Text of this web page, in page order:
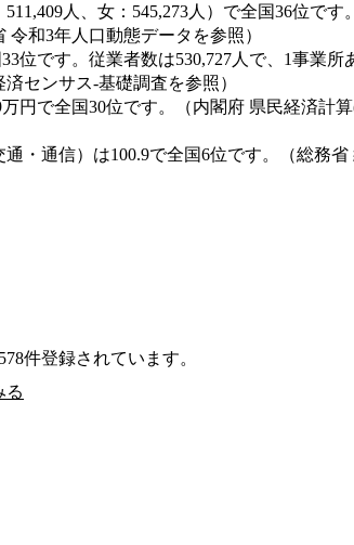
人、女：545,273人）で全国36位です
和3年人口動態データを参照）
位です。従業者数は530,727人で、1事業所
センサス‐基礎調査を参照）
円で全国30位です。（内閣府 県民経済計
・通信）は100.9で全国6位です。（総務
件登録されています。
る